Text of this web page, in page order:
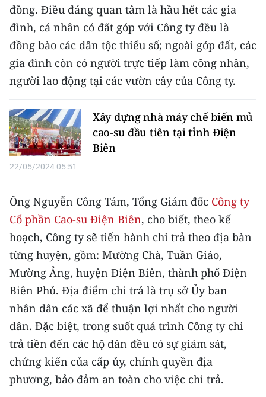
RADIO
MEDIA CENTER
E-Magazine
Video
Media Chính trị
Media Kinh tế
Media Văn hóa
Media Xã hội
Media Pháp luật
Media Du lịch
Media Thế giới
Media Thể thao
Media Giáo dục
Media Y tế
Media Khoa học - Công nghệ
đồng. Điều đáng quan tâm là hầu hết các gia
đình, cá nhân có đất góp với Công ty đều là
đồng bào các dân tộc thiểu số; ngoài góp đất, các
gia đình còn có người trực tiếp làm công nhân,
người lao động tại các vườn cây của Công ty.
Xây dựng nhà máy chế biến mủ
cao-su đầu tiên tại tỉnh Điện
Biên
22/05/2024 05:51
Ông Nguyễn Công Tám, Tổng Giám đốc Công ty
Cổ phần Cao-su Điện Biên, cho biết, theo kế
hoạch, Công ty sẽ tiến hành chi trả theo địa bàn
từng huyện, gồm: Mường Chà, Tuần Giáo,
Mường Ảng, huyện Điện Biên, thành phố Điện
Biên Phủ. Địa điểm chi trả là trụ sở Ủy ban
nhân dân các xã để thuận lợi nhất cho người
dân. Đặc biệt, trong suốt quá trình Công ty chi
trả tiền đến các hộ dân đều có sự giám sát,
chứng kiến của cấp ủy, chính quyền địa
phương, bảo đảm an toàn cho việc chi trả.